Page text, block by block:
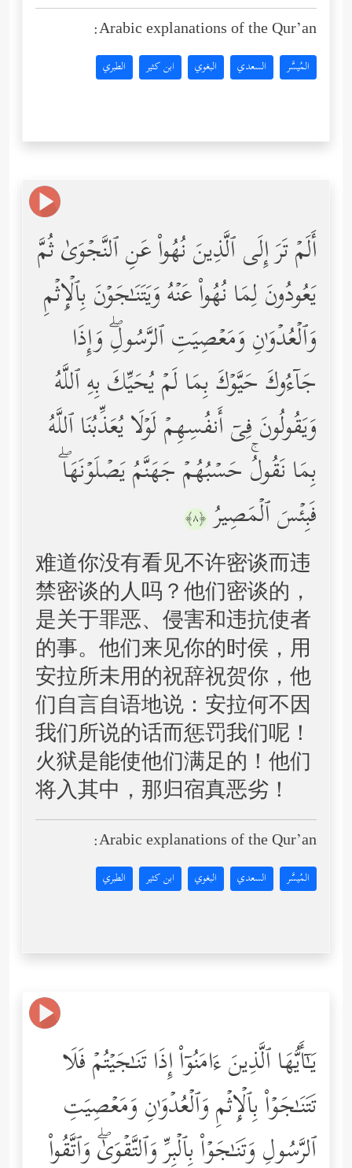
Arabic explanations of the Qur’an:
المُيسَّر السعدي البغوي ابن كثير الطبري
أَلَمۡ تَرَ إِلَى ٱلَّذِینَ نُهُواْ عَنِ ٱلنَّجۡوَىٰ ثُمَّ
یَعُودُونَ لِمَا نُهُواْ عَنۡهُ وَیَتَنَـٰجَوۡنَ بِٱلۡإِثۡمِ
وَٱلۡعُدۡوَ ٰ⁠نِ وَمَعۡصِیَتِ ٱلرَّسُولِۖ وَإِذَا
جَاۤءُوكَ حَیَّوۡكَ بِمَا لَمۡ یُحَیِّكَ بِهِ ٱللَّهُ
وَیَقُولُونَ فِیۤ أَنفُسِهِمۡ لَوۡلَا یُعَذِّبُنَا ٱللَّهُ
بِمَا نَقُولُۚ حَسۡبُهُمۡ جَهَنَّمُ یَصۡلَوۡنَهَاۖ
فَبِئۡسَ ٱلۡمَصِیرُ ﴿٨﴾
难道你没有看见不许密谈而违
禁密谈的人吗？他们密谈的，
是关于罪恶、侵害和违抗使者
的事。他们来见你的时侯，用
安拉所未用的祝辞祝贺你，他
们自言自语地说：安拉何不因
我们所说的话而惩罚我们呢！
火狱是能使他们满足的！他们
将入其中，那归宿真恶劣！
Arabic explanations of the Qur’an:
المُيسَّر السعدي البغوي ابن كثير الطبري
یَـٰۤأَیُّهَا ٱلَّذِینَ ءَامَنُوۤاْ إِذَا تَنَـٰجَیۡتُمۡ فَلَا
تَتَنَـٰجَوۡاْ بِٱلۡإِثۡمِ وَٱلۡعُدۡوَ ٰ⁠نِ وَمَعۡصِیَتِ
ٱلرَّسُولِ وَتَنَـٰجَوۡاْ بِٱلۡبِرِّ وَٱلتَّقۡوَىٰۖ وَٱتَّقُواْ